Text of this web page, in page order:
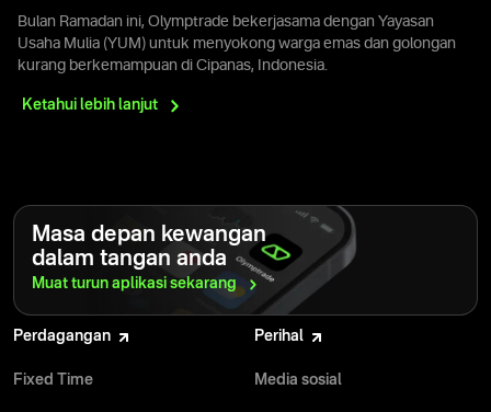
Bulan Ramadan ini, Olymptrade bekerjasama dengan Yayasan
Usaha Mulia (YUM) untuk menyokong warga emas dan golongan
kurang berkemampuan di Cipanas, Indonesia.
Ketahui lebih lanjut
Masa depan kewangan
dalam tangan anda
Muat turun aplikasi sekarang
Perdagangan
Fixed Time
Perihal
Media sosial